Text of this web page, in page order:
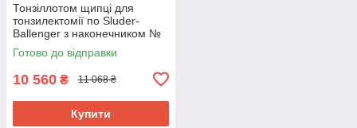
Тонзіллотом щипці для
тонзилектомії по Sluder-
Ballenger з наконечником №
1 № 2 та № 3
SURGIWELOMED
Готово до відправки
10 560 ₴ 11 068 ₴
Купити